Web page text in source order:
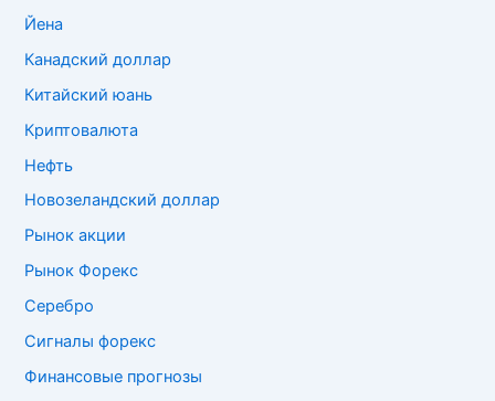
Йена
Канадский доллар
Китайский юань
Криптовалюта
Нефть
Новозеландский доллар
Рынок акции
Рынок Форекс
Серебро
Сигналы форекс
Финансовые прогнозы